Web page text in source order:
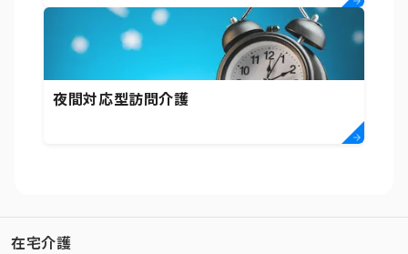
夜間対応型訪問介護
在宅介護